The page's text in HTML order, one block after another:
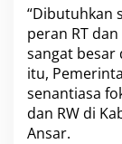
“Dibutuhkan
peran RT
sangat besar
itu,
senantiasa
dan RW di
Ansar.